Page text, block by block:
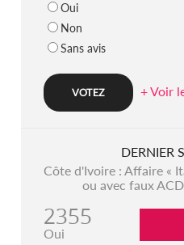
Oui
Non
Sans avis
+ Voir
DERNIER
Côte d'Ivoire : Affaire «
ou avec faux
2355
Oui